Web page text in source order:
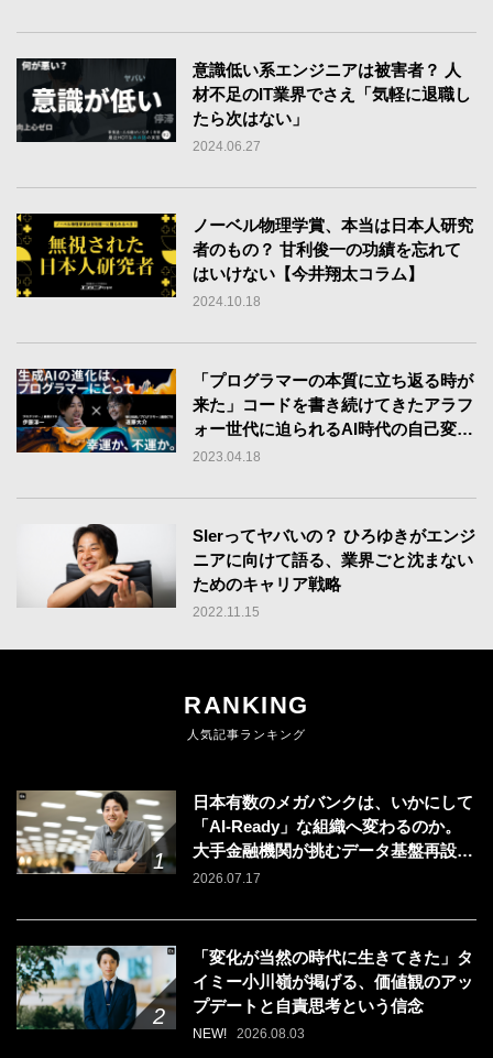
意識低い系エンジニアは被害者？ 人
材不足のIT業界でさえ「気軽に退職し
たら次はない」
2024.06.27
ノーベル物理学賞、本当は日本人研究
者のもの？ 甘利俊一の功績を忘れて
はいけない【今井翔太コラム】
2024.10.18
「プログラマーの本質に立ち返る時が
来た」コードを書き続けてきたアラフ
ォー世代に迫られるAI時代の自己変革
【伊藤淳一×遠藤大介】
2023.04.18
SIerってヤバいの？ ひろゆきがエンジ
ニアに向けて語る、業界ごと沈まない
ためのキャリア戦略
2022.11.15
RANKING
人気記事ランキング
日本有数のメガバンクは、いかにして
「AI-Ready」な組織へ変わるのか。
大手金融機関が挑むデータ基盤再設計
のリアル
2026.07.17
「変化が当然の時代に生きてきた」タ
イミー小川嶺が掲げる、価値観のアッ
プデートと自責思考という信念
NEW! 2026.08.03